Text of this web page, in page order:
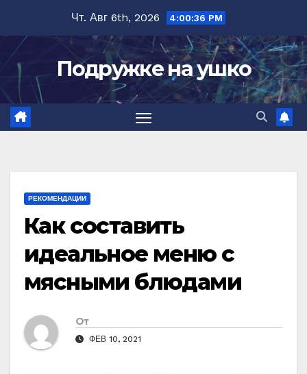
содержимому
Чт. Авг 6th, 2026 4:00:37 PM
Подружке на ушко
РЕКОМЕНДАЦИИ
Как составить
идеальное меню с
мясными блюдами
От
ФЕВ 10, 2021